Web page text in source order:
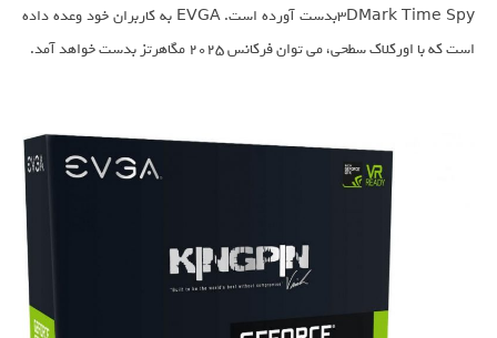
3DMark Time Spyبدست آورده است. EVGA به کاربران خود وعده داده
است که با اورکلاک سطحی، می توان فرکانس 2025 مگاهرتز بدست خواهد آمد.